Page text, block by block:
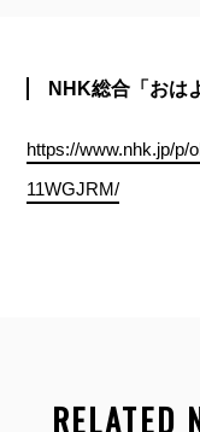
NHK総合「おは
https://www.nhk.jp/p/
11WGJRM/
RELATED